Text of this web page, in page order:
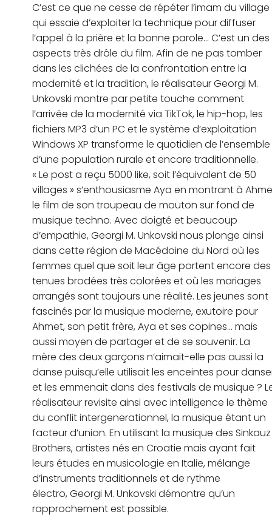
C’est ce que ne cesse de répéter l’imam du village
qui essaie d’exploiter la technique pour diffuser
l’appel à la prière et la bonne parole… C’est un des
aspects très drôle du film. Afin de ne pas tomber
dans les clichées de la confrontation entre la
modernité et la tradition, le réalisateur Georgi M.
Unkovski montre par petite touche comment
l’arrivée de la modernité via TikTok, le hip-hop, les
fichiers MP3 d’un PC et le système d’exploitation
Windows XP transforme le quotidien de l’ensemble
d’une population rurale et encore traditionnelle.
« Le post a reçu 5000 like, soit l’équivalent de 50
villages » s’enthousiasme Aya en montrant à
le film de son troupeau de mouton sur fond de
musique techno. Avec doigté et beaucoup
d’empathie, Georgi M. Unkovski nous plonge ainsi
dans cette région de Macédoine du Nord où les
femmes quel que soit leur âge portent encore des
tenues brodées très colorées et où les mariages
arrangés sont toujours une réalité. Les jeunes sont
fascinés par la musique moderne, exutoire pour
Ahmet, son petit frère, Aya et ses copines… mais
aussi moyen de partager et de se souvenir. La
mère des deux garçons n’aimait-elle pas aussi la
danse puisqu’elle utilisait les enceintes pour
et les emmenait dans des festivals de musique ?
réalisateur revisite ainsi avec intelligence le thème
du conflit intergenerationnel, la musique étant un
facteur d’union. En utilisant la musique des Sinkauz
Brothers, artistes nés en Croatie mais ayant fait
leurs études en musicologie en Italie, mélange
d’instruments traditionnels et de rythme
électro, Georgi M. Unkovski démontre qu’un
rapprochement est possible.